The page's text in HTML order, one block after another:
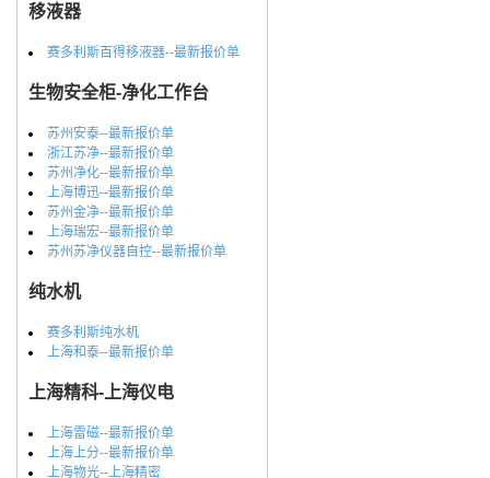
移液器
赛多利斯百得移液器--最新报价单
生物安全柜-净化工作台
苏州安泰--最新报价单
浙江苏净--最新报价单
苏州净化--最新报价单
上海博迅--最新报价单
苏州金净--最新报价单
上海瑞宏--最新报价单
苏州苏净仪器自控--最新报价单
纯水机
赛多利斯纯水机
上海和泰--最新报价单
上海精科-上海仪电
上海雷磁--最新报价单
上海上分--最新报价单
上海物光--上海精密